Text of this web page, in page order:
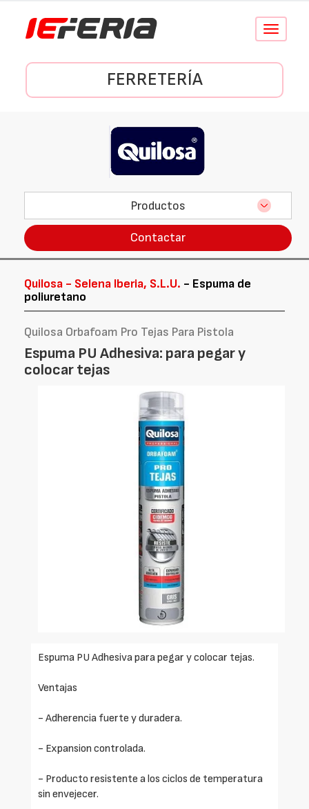
Conmutar
FERRETERÍA
Productos
Contactar
Quilosa - Selena Iberia, S.L.U. - Espuma de
poliuretano
Quilosa Orbafoam Pro Tejas Para Pistola
Espuma PU Adhesiva: para pegar y
colocar tejas
Espuma PU Adhesiva para pegar y colocar tejas.
Ventajas
- Adherencia fuerte y duradera.
- Expansion controlada.
- Producto resistente a los ciclos de temperatura
sin envejecer.